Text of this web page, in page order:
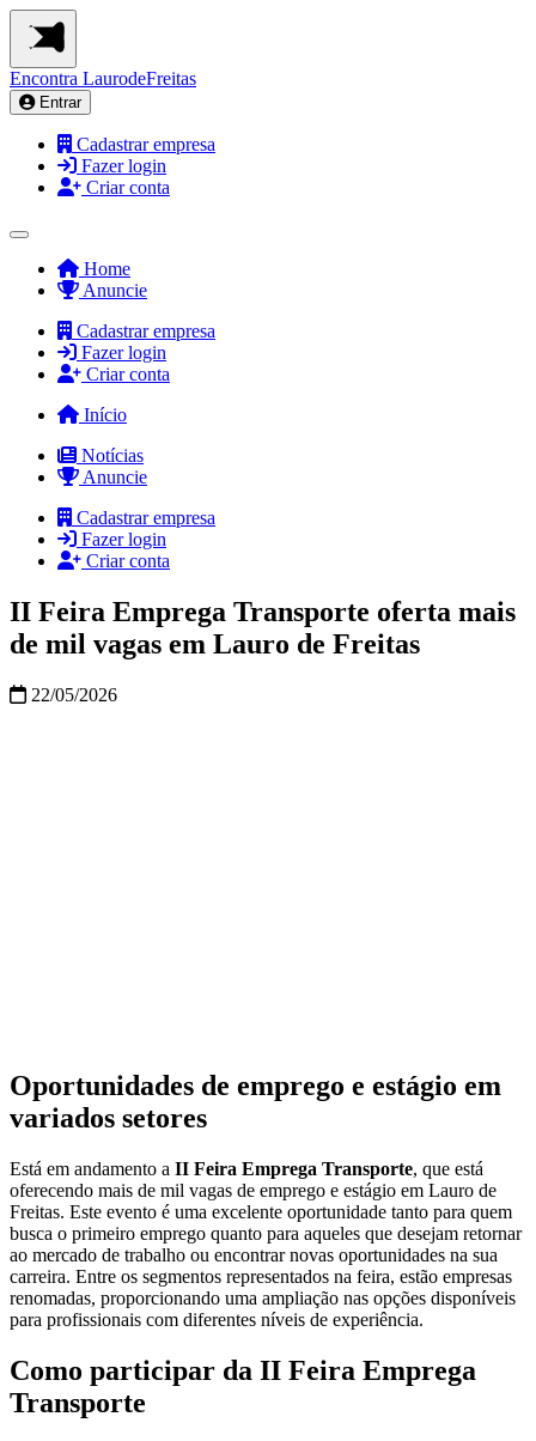
Encontra LaurodeFreitas
Entrar
Cadastrar empresa
Fazer login
Criar conta
Home
Anuncie
Cadastrar empresa
Fazer login
Criar conta
Início
Notícias
Anuncie
Cadastrar empresa
Fazer login
Criar conta
II Feira Emprega Transporte oferta mais
de mil vagas em Lauro de Freitas
22/05/2026
Oportunidades de emprego e estágio em
variados setores
Está em andamento a II Feira Emprega Transporte, que está
oferecendo mais de mil vagas de emprego e estágio em Lauro de
Freitas. Este evento é uma excelente oportunidade tanto para quem
busca o primeiro emprego quanto para aqueles que desejam retornar
ao mercado de trabalho ou encontrar novas oportunidades na sua
carreira. Entre os segmentos representados na feira, estão empresas
renomadas, proporcionando uma ampliação nas opções disponíveis
para profissionais com diferentes níveis de experiência.
Como participar da II Feira Emprega
Transporte